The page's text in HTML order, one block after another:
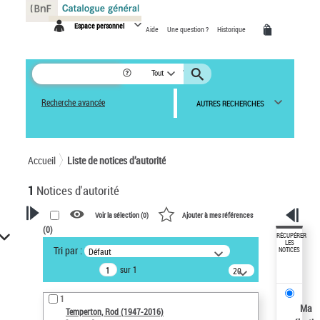
Espace personnel Aide Une question ? Historique
Tout
Recherche avancée AUTRES RECHERCHES
Accueil Liste de notices d’autorité
1 Notices d'autorité
VOTRE RECHERCHE
Recherche avancée dans les
notices d’autorité
Œuvres liées à l'auteur :
Temperton, Rod (1947-2016)
Voir la sélection (0) Ajouter à mes références
(0)
Tri par : Défaut
sur 1
20
résultats/page
1
Temperton, Rod (1947-2016)
RÉCUPÉRER
LES
NOTICES
Ma
Panneau de gestion des cookies